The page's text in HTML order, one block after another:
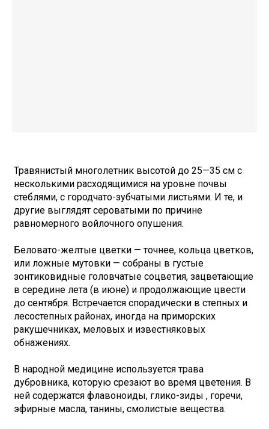
Травянистый многолетник высотой до 25—35 см с
несколькими расходящимися на уровне почвы
стеблями, с городчато-зубчатыми листьями. И те, и
другие выглядят сероватыми по причине
равномерного войлочного опушения.
Беловато-желтые цветки — точнее, кольца цветков,
или ложные мутовки — собраны в густые
зонтиковидные головчатые соцветия, зацветающие
в середине лета (в июне) и продолжающие цвести
до сентября. Встречается спорадически в степных и
лесостепных районах, иногда на приморских
ракушечниках, меловых и известняковых
обнажениях.
В народной медицине используется трава
дубровника, которую срезают во время цветения. В
ней содержатся флавоноиды, глико-зиды , горечи,
эфирные масла, танины, смолистые вещества.